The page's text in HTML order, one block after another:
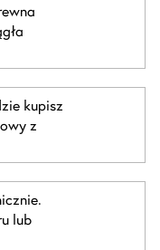
kupisz
z
lub